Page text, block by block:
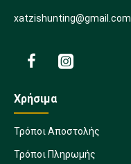
xatzishunting@gmail.com
Χρήσιμα
Τρόποι Αποστολής
Τρόποι Πληρωμής